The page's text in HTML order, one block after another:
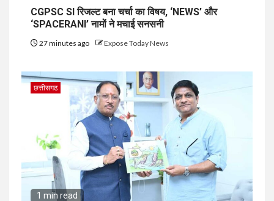
CGPSC SI रिजल्ट बना चर्चा का विषय, ‘NEWS’ और
‘SPACERANI’ नामों ने मचाई सनसनी
27 minutes ago Expose Today News
छत्तीसगढ
1 min read